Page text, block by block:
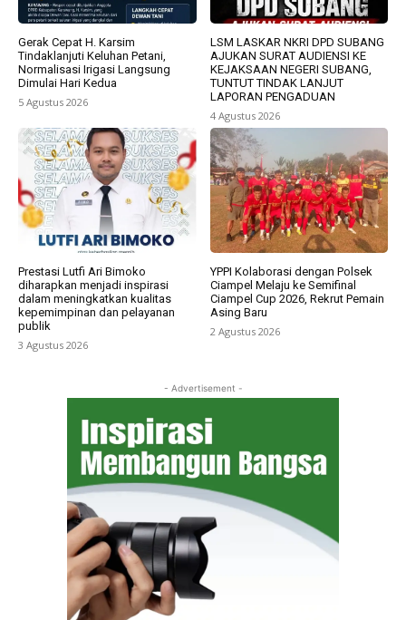
Gerak Cepat H. Karsim
Tindaklanjuti Keluhan Petani,
Normalisasi Irigasi Langsung
Dimulai Hari Kedua
5 Agustus 2026
LSM LASKAR NKRI DPD SUBANG
AJUKAN SURAT AUDIENSI KE
KEJAKSAAN NEGERI SUBANG,
TUNTUT TINDAK LANJUT
LAPORAN PENGADUAN
4 Agustus 2026
Prestasi Lutfi Ari Bimoko
diharapkan menjadi inspirasi
dalam meningkatkan kualitas
kepemimpinan dan pelayanan
publik
3 Agustus 2026
YPPI Kolaborasi dengan Polsek
Ciampel Melaju ke Semifinal
Ciampel Cup 2026, Rekrut Pemain
Asing Baru
2 Agustus 2026
- Advertisement -